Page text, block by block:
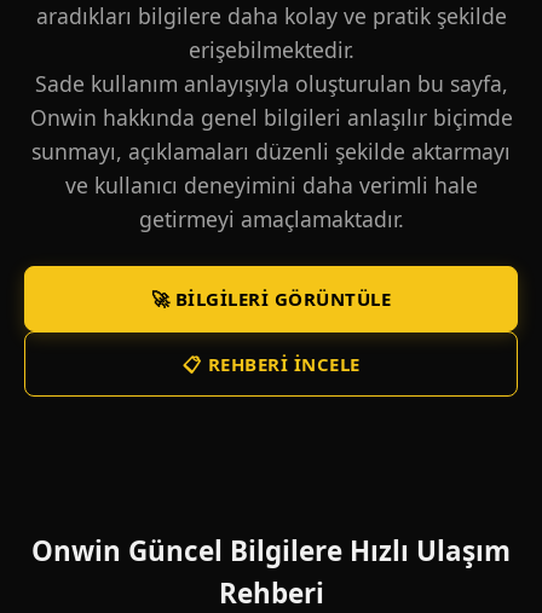
aradıkları bilgilere daha kolay ve pratik şekilde
erişebilmektedir.
Sade kullanım anlayışıyla oluşturulan bu sayfa,
Onwin hakkında genel bilgileri anlaşılır biçimde
sunmayı, açıklamaları düzenli şekilde aktarmayı
ve kullanıcı deneyimini daha verimli hale
getirmeyi amaçlamaktadır.
🚀 BILGILERI GÖRÜNTÜLE
📋 REHBERI İNCELE
Onwin Güncel Bilgilere Hızlı Ulaşım
Rehberi